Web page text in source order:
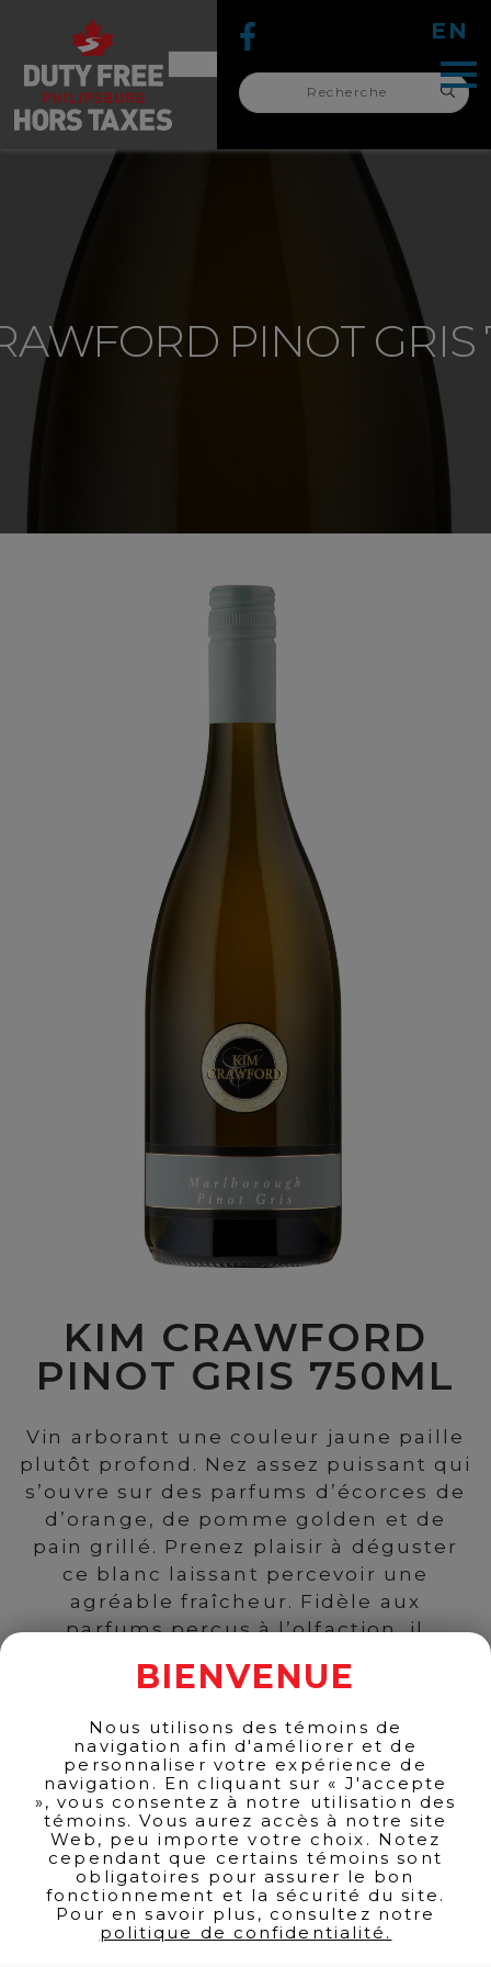
pour :
EN
recherche
pour :
PINOT
KIM CRAWFORD
PINOT GRIS 750ML
Vin arborant une couleur jaune paille
plutôt profond. Nez assez puissant qui
s’ouvre sur des parfums d’écorces de
d’orange, de pomme golden et de
pain grillé. Prenez plaisir à déguster
ce blanc laissant percevoir une
agréable fraîcheur. Fidèle aux
parfums perçus à l’olfaction, il
blancs. Il a une texture presque
finale assez soutenue.
1900 $
18 en stock
0 $ /ch
Quantité
quantité
de
KIM
BIENVENUE
Nous utilisons des témoins de
navigation afin d'améliorer et de
personnaliser votre expérience de
navigation. En cliquant sur « J'accepte
», vous consentez à notre utilisation des
témoins. Vous aurez accès à notre site
Web, peu importe votre choix. Notez
cependant que certains témoins sont
obligatoires pour assurer le bon
fonctionnement et la sécurité du site.
Pour en savoir plus, consultez notre
politique de confidentialité.